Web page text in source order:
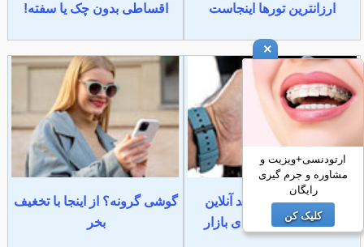
ارزانترین تورها اینجاست
اقساطی بدون چک یا سفته!
لیست قیمت و خرید آنلاین
جدیدترین گوشی های بازار
گوشی گرونه؟ از اینجا با تخغیف
بخر
×
ارتودنسی+ویزیت و
مشاوره و جرم گیری
رایگان
کلیک کن